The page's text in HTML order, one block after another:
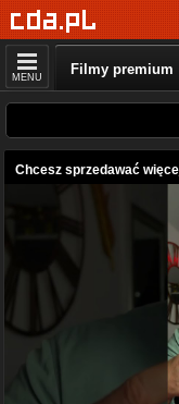
MENU Filmy premium
Chcesz sprzedawać